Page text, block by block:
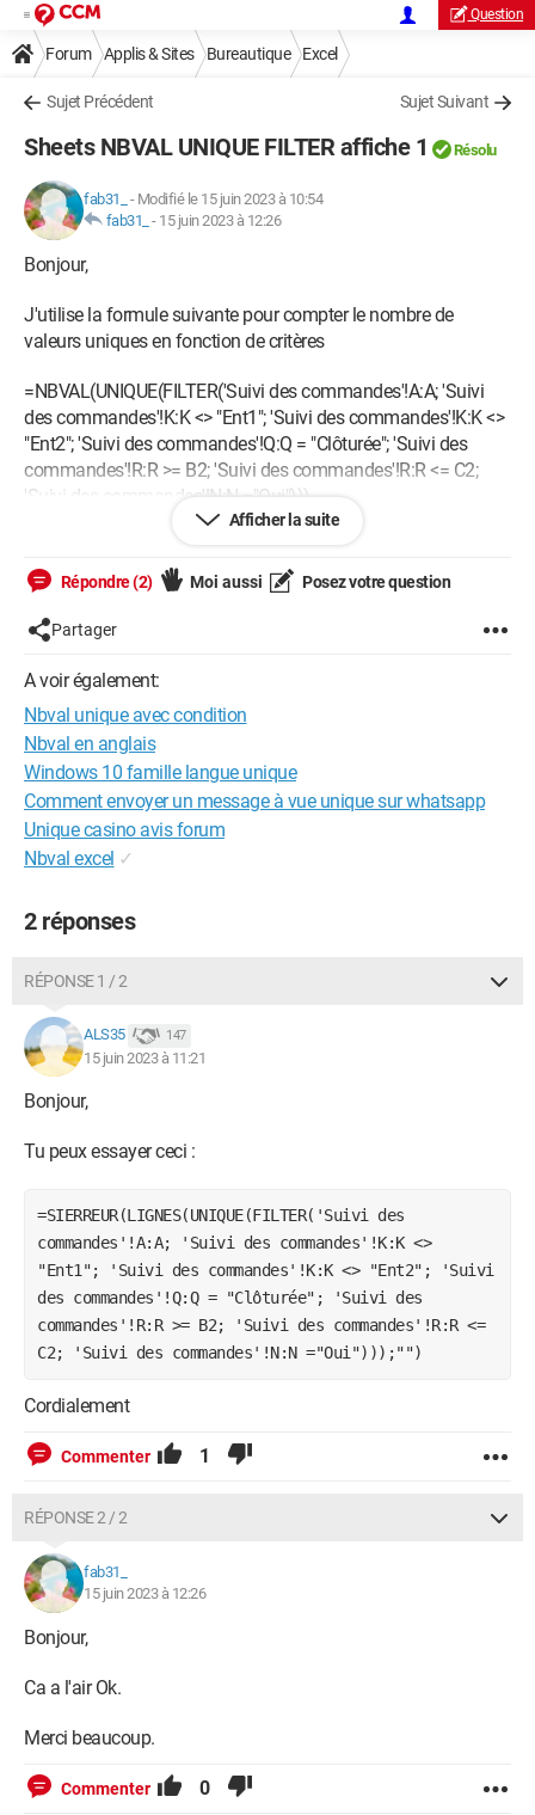
Question
Forum Applis & Sites Bureautique Excel
Sujet Précédent Sujet Suivant
Sheets NBVAL UNIQUE FILTER affiche 1 Résolu
fab31_ - Modifié le 15 juin 2023 à 10:54
fab31_ - 15 juin 2023 à 12:26
Bonjour,
J'utilise la formule suivante pour compter le nombre de
valeurs uniques en fonction de critères
=NBVAL(UNIQUE(FILTER('Suivi des commandes'!A:A; 'Suivi
des commandes'!K:K <> "Ent1"; 'Suivi des commandes'!K:K <>
"Ent2"; 'Suivi des commandes'!Q:Q = "Clôturée"; 'Suivi des
commandes'!R:R >= B2; 'Suivi des commandes'!R:R <= C2;
'Suivi des commandes'!N:N ="Oui")))
valeur n'est trouvé, la formule me renvoi 1 au lieu de 0.
Savez-vous comment faire en sorte que 0 remonte si aucune
correspondance n'est trouvée ?
Afficher la suite
Répondre (2) Moi aussi Posez votre question
Partager
A voir également:
Nbval unique avec condition
Nbval en anglais
Windows 10 famille langue unique
Comment envoyer un message à vue unique sur whatsapp
Unique casino avis forum
Nbval excel ✓
2 réponses
RÉPONSE 1 / 2
ALS35 147
15 juin 2023 à 11:21
Bonjour,
Tu peux essayer ceci :
=SIERREUR(LIGNES(UNIQUE(FILTER('Suivi des
commandes'!A:A; 'Suivi des commandes'!K:K <>
"Ent1"; 'Suivi des commandes'!K:K <> "Ent2"; 'Suivi
des commandes'!Q:Q = "Clôturée"; 'Suivi des
commandes'!R:R >= B2; 'Suivi des commandes'!R:R <=
C2; 'Suivi des commandes'!N:N ="Oui")));"")
Cordialement
Commenter 1
RÉPONSE 2 / 2
fab31_
15 juin 2023 à 12:26
Bonjour,
Ca a l'air Ok.
Merci beaucoup.
Commenter 0